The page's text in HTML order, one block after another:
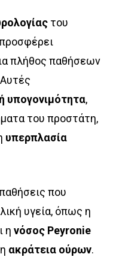
του
πλήθος παθήσεων
υπογονιμότητα,
του προστάτη,
υπερπλασία
που
υγεία, όπως η
η νόσος Peyronie
ακράτεια ούρων.